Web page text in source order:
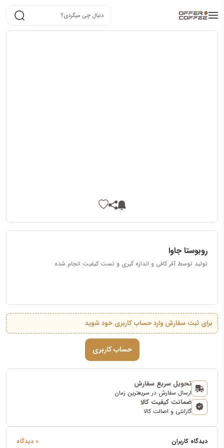
روبوستا جاوا
تولید توسط آفر کافی و اندازه گیری و تست کیفیت انجام شده
برای ثبت سفارش وارد حساب کاربری خود شوید
حساب کاربری
تحویل سریع سفارش
ارسال سفارش در سریعترین زمان
ضمانت کیفیت کالا
گارانتی و اصالت کالا
دیدگاه کاربران 0 دیدگاه